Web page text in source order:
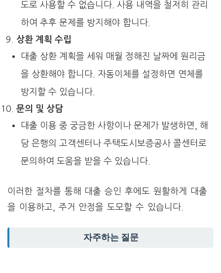
도로 사용할 수 없습니다. 사용 내역을 철저히 관리
하여 추후 문제를 방지해야 합니다.
상환 계획 수립
대출 상환 계획을 세워 매월 정해진 날짜에 원리금
을 상환해야 합니다. 자동이체를 설정하면 연체를
방지할 수 있습니다.
문의 및 상담
대출 이용 중 궁금한 사항이나 문제가 발생하면, 해
당 은행의 고객센터나 주택도시보증공사 콜센터로
문의하여 도움을 받을 수 있습니다.
이러한 절차를 통해 대출 승인 후에도 원활하게 대출
을 이용하고, 주거 안정을 도모할 수 있습니다.
자주하는 질문